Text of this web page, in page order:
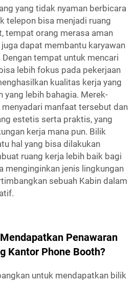
yang tidak nyaman berbicara
telepon bisa menjadi ruang
tempat orang merasa aman
dapat membantu karyawan
tempat untuk mencari
lebih fokus pada pekerjaan
kualitas kerja yang
yang lebih bahagia. Merek-
manfaat tersebut dan
estetis serta praktis, yang
kerja mana pun. Bilik
hal yang bisa dilakukan
ruang kerja lebih baik bagi
menginginkan jenis lingkungan
sebuah Kabin dalam
Penawaran
Kantor Phone Booth?
untuk mendapatkan bilik